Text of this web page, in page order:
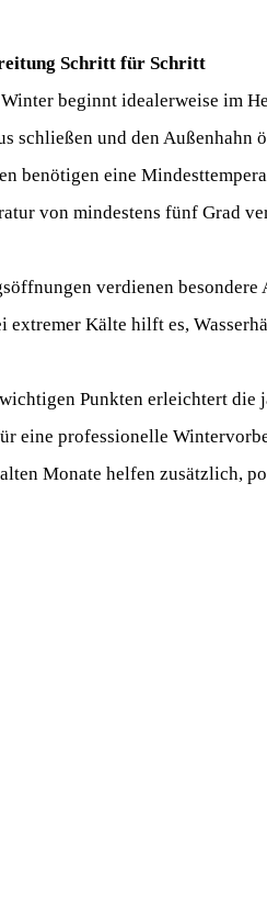
Schritt für Schritt
beginnt idealerweise im
schließen und den Außenhahn
benötigen eine
von mindestens fünf Grad
verdienen besondere
extremer Kälte hilft es,
Punkten erleichtert die
eine professionelle
Monate helfen zusätzlich,